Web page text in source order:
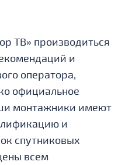
ТВ» производиться
и
оператора,
официальное
монтажники имеют
и
спутниковых
всем